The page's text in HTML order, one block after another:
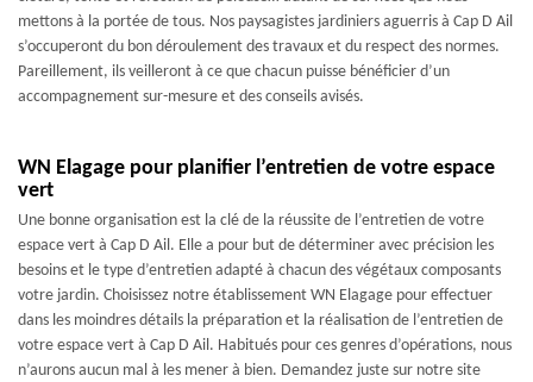
mettons à la portée de tous. Nos paysagistes jardiniers aguerris à Cap D Ail
s’occuperont du bon déroulement des travaux et du respect des normes.
Pareillement, ils veilleront à ce que chacun puisse bénéficier d’un
accompagnement sur-mesure et des conseils avisés.
WN Elagage pour planifier l’entretien de votre espace
vert
Une bonne organisation est la clé de la réussite de l’entretien de votre
espace vert à Cap D Ail. Elle a pour but de déterminer avec précision les
besoins et le type d’entretien adapté à chacun des végétaux composants
votre jardin. Choisissez notre établissement WN Elagage pour effectuer
dans les moindres détails la préparation et la réalisation de l’entretien de
votre espace vert à Cap D Ail. Habitués pour ces genres d’opérations, nous
n’aurons aucun mal à les mener à bien. Demandez juste sur notre site